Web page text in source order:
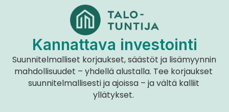
Kannattava investointi
Suunnitelmalliset korjaukset, säästöt ja lisämyynnin
mahdollisuudet – yhdellä alustalla. Tee korjaukset
suunnitelmallisesti ja ajoissa – ja vältä kalliit
yllätykset.